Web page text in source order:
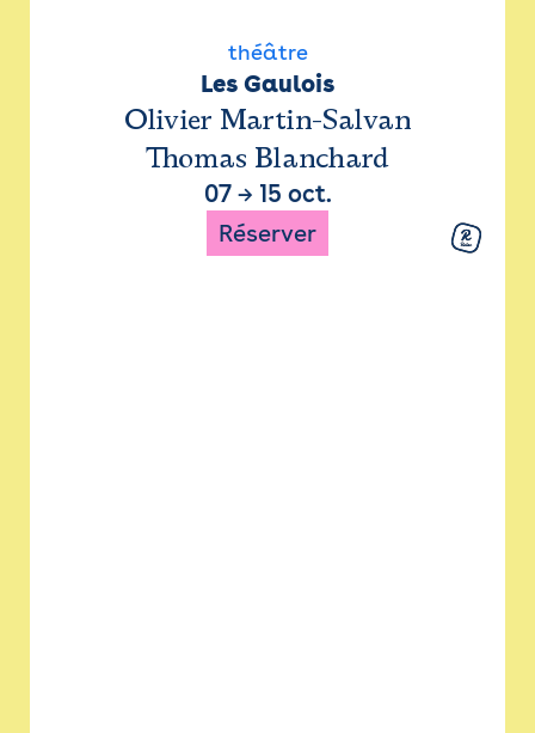
théâtre
Les Gaulois
Olivier Martin-Salvan
Thomas Blanchard
07→ 15 oct.
Réserver